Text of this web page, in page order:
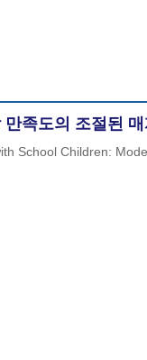
족도의 조절된
School Children: